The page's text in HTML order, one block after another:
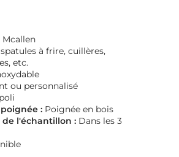
Mcallen
spatules à frire, cuillères,
etc.
ou personnalisé
: Poignée en bois
l'échantillon : Dans les 3